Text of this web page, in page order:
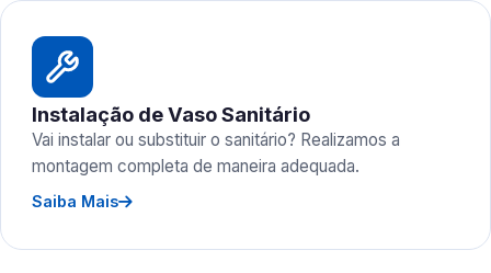
Instalação de Vaso Sanitário
Vai instalar ou substituir o sanitário? Realizamos a
montagem completa de maneira adequada.
Saiba Mais